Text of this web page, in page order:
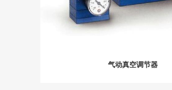
气动真空调节器